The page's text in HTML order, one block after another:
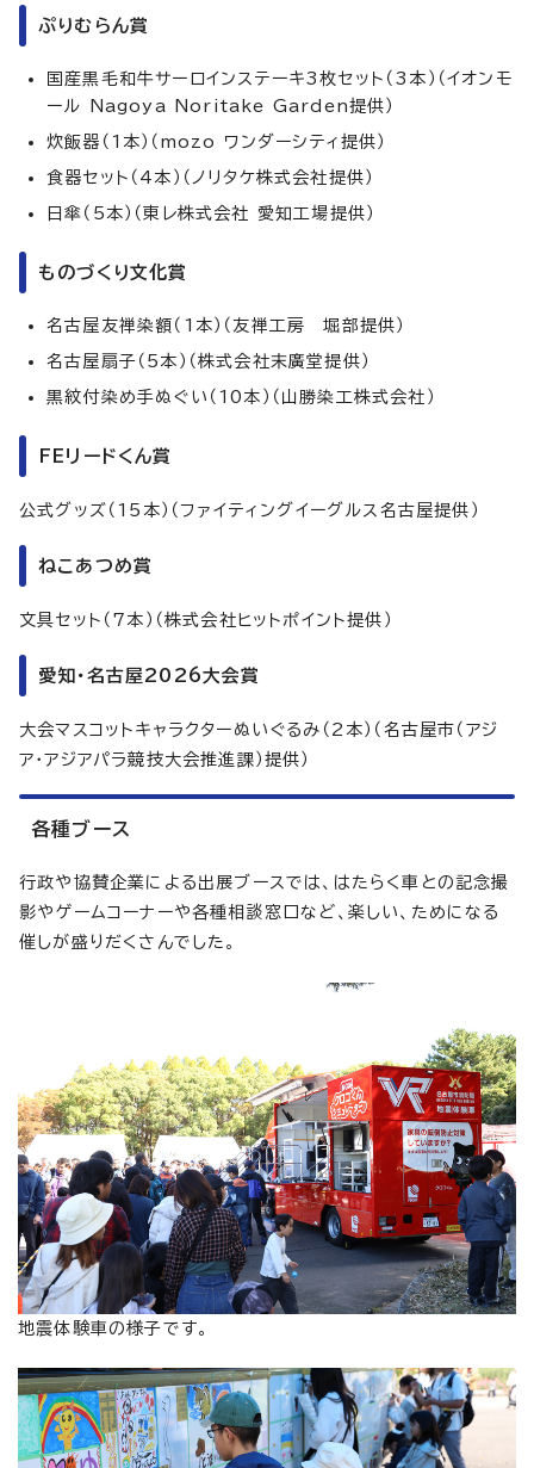
ぷりむらん賞
国産黒毛和牛サーロインステーキ3枚セット（3本）（イオンモ
ール Nagoya Noritake Garden提供）
炊飯器（1本）（mozo ワンダーシティ提供）
食器セット（4本）（ノリタケ株式会社提供）
日傘（5本）（東レ株式会社 愛知工場提供）
ものづくり文化賞
名古屋友禅染額（1本）（友禅工房 堀部提供）
名古屋扇子（5本）（株式会社末廣堂提供）
黒紋付染め手ぬぐい（10本）（山勝染工株式会社）
FEリードくん賞
公式グッズ（15本）（ファイティングイーグルス名古屋提供）
ねこあつめ賞
文具セット（7本）（株式会社ヒットポイント提供）
愛知・名古屋2026大会賞
大会マスコットキャラクターぬいぐるみ（2本）（名古屋市（アジ
ア・アジアパラ競技大会推進課）提供）
各種ブース
行政や協賛企業による出展ブースでは、はたらく車との記念撮
影やゲームコーナーや各種相談窓口など、楽しい、ためになる
催しが盛りだくさんでした。
地震体験車の様子です。